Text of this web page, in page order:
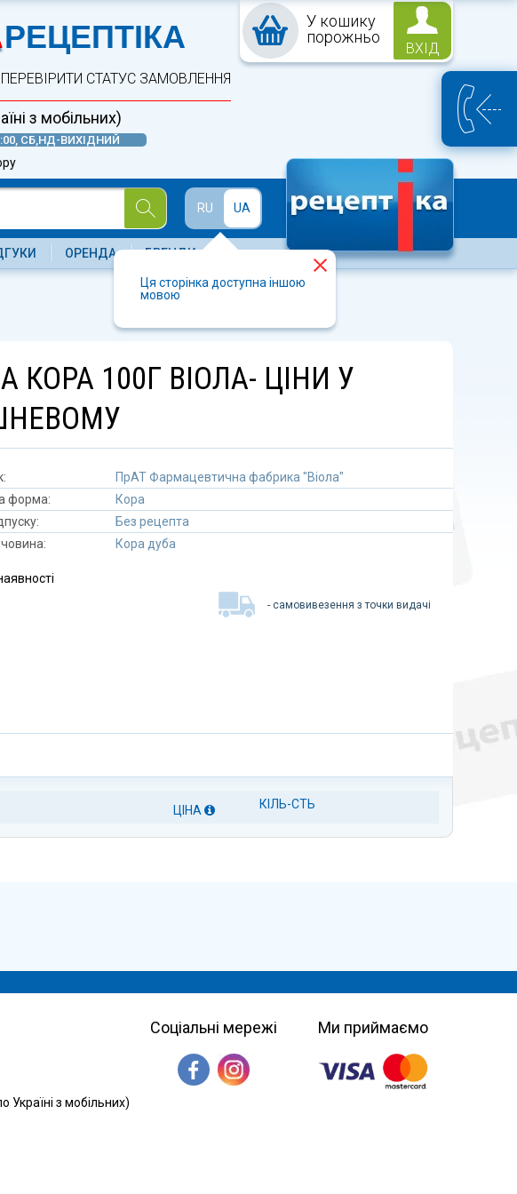
У кошику
порожньо
ВХІД
АПТЕКА
РЕЦЕПТІКА
ПЕРЕВІРИТИ СТАТУС ЗАМОВЛЕННЯ
з мобільних)
СБ,НД-ВИХІДНИЙ
RU UA
Ця сторінка доступна іншою
мовою
ОРЕНДА БРЕНДИ
КОРА 100Г ВІОЛА- ЦІНИ У
ПрАТ Фармацевтична фабрика "Віола"
форма:
Кора
Без рецепта
Кора дуба
- самовивезення з точки видачі
ЦІНА КІЛЬ-СТЬ
Україні з мобільних)
Соціальні мережі Ми приймаємо